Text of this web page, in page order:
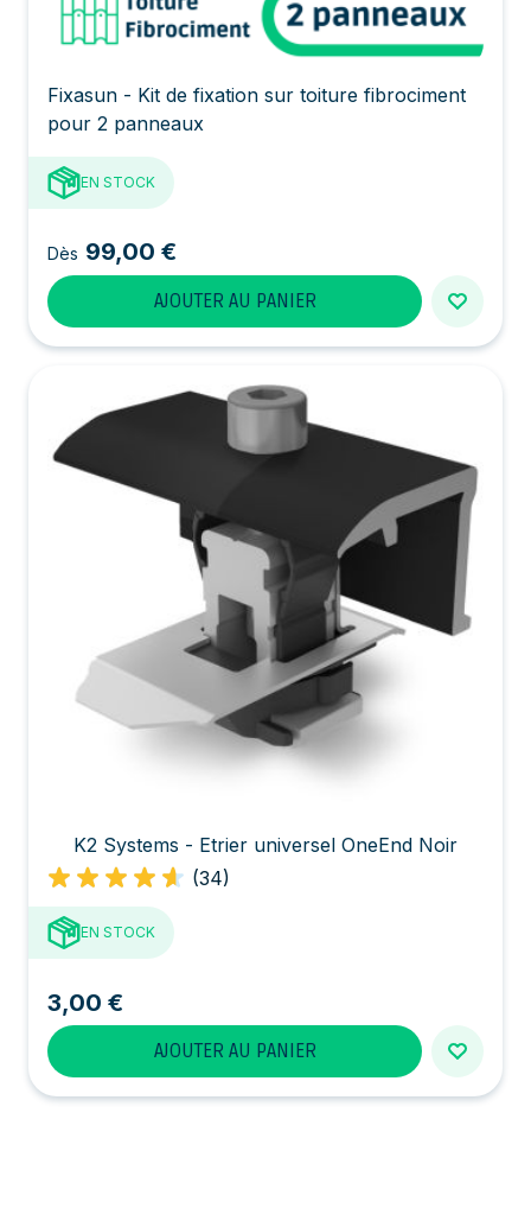
Fixasun - Kit de fixation sur toiture fibrociment
pour 2 panneaux
EN STOCK
Dès 99,00 €
AJOUTER AU PANIER
K2 Systems - Etrier universel OneEnd Noir
(34)
EN STOCK
3,00 €
AJOUTER AU PANIER